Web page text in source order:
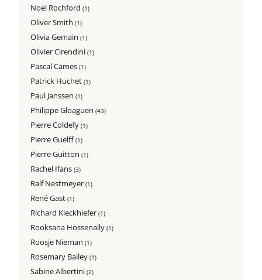
Noel Rochford(1)
Oliver Smith(1)
Olivia Gemain(1)
Olivier Cirendini(1)
Pascal Cames(1)
Patrick Huchet(1)
Paul Janssen(1)
Philippe Gloaguen(43)
Pierre Coldefy(1)
Pierre Guelff(1)
Pierre Guitton(1)
Rachel Ifans(3)
Ralf Nestmeyer(1)
René Gast(1)
Richard Kieckhiefer(1)
Rooksana Hossenally(1)
Roosje Nieman(1)
Rosemary Bailey(1)
Sabine Albertini(2)